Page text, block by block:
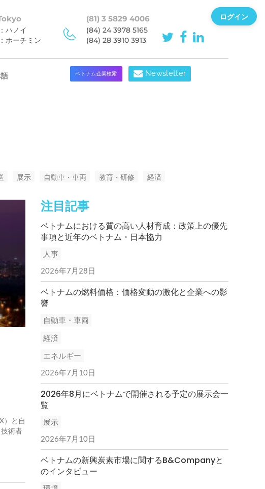
ハノイ
ホーチミン
(81) 3 5829 4006
(84) 24 3978 5165
(84) 28 3910 3913
ベトナム企業検索 Newsletter
展示 自動車・車両 教育・研修 経済
）と自
術者
注目記事
ベトナムにおける質の高い人材育成：政策上の優先
事項と近年のベトナム・日本協力
人事
2026年7月28日
ベトナムの燃料価格：価格変動の激化と企業への影
響
自動車・車両
経済
エネルギー
2026年7月10日
2026年8月にベトナムで開催される予定の展示会一
覧
展示
2026年7月10日
ベトナムの新興炭素市場に関するB&Companyと
のインタビュー
ログイン